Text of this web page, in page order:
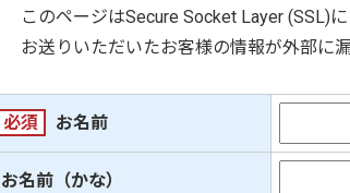
このページはSecure Socket Layer (SSL)
お送りいただいたお客様の情報が外部に
必須 お名前
お名前（かな）